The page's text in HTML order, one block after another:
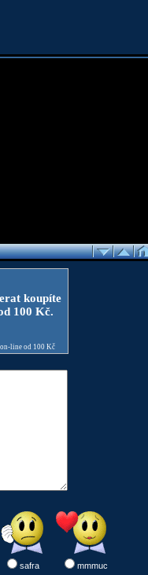
koupíte
100 Kč.
line od 100 Kč
safra
mmmuc